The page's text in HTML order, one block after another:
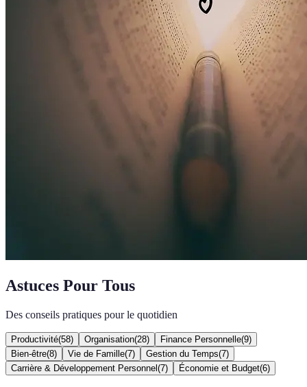
Astuces Pour Tous
Des conseils pratiques pour le quotidien
Productivité(58) Organisation(28) Finance Personnelle(9)
Bien-être(8) Vie de Famille(7) Gestion du Temps(7)
Carrière & Développement Personnel (7) Économie et Budget(6)